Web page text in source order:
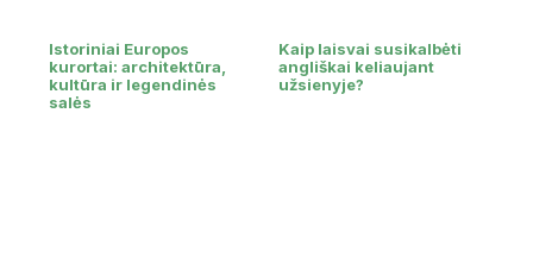
Istoriniai Europos
kurortai: architektūra,
kultūra ir legendinės
salės
Kaip laisvai susikalbėti
angliškai keliaujant
užsienyje?